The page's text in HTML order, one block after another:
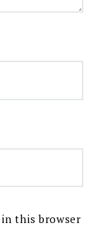
in this browser